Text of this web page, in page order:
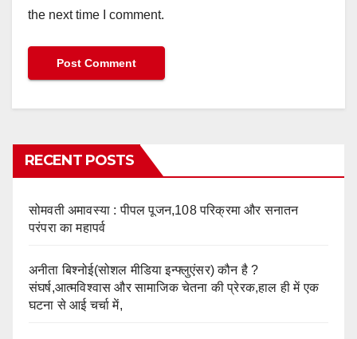
the next time I comment.
RECENT POSTS
सोमवती अमावस्या : पीपल पूजन,108 परिक्रमा और सनातन
परंपरा का महापर्व
अनीता बिश्नोई(सोशल मीडिया इन्फ्लुएंसर) कौन है ?
संघर्ष,आत्मविश्वास और सामाजिक चेतना की प्रेरक,हाल ही में एक
घटना से आई चर्चा में,